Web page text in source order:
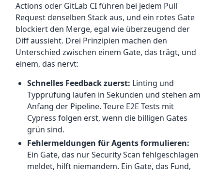
Actions oder GitLab CI führen bei jedem Pull
Request denselben Stack aus, und ein rotes Gate
blockiert den Merge, egal wie überzeugend der
Diff aussieht. Drei Prinzipien machen den
Unterschied zwischen einem Gate, das trägt, und
einem, das nervt:
Schnelles Feedback zuerst: Linting und
Typprüfung laufen in Sekunden und stehen am
Anfang der Pipeline. Teure E2E Tests mit
Cypress folgen erst, wenn die billigen Gates
grün sind.
Fehlermeldungen für Agents formulieren:
Ein Gate, das nur Security Scan fehlgeschlagen
meldet, hilft niemandem. Ein Gate, das Fund,